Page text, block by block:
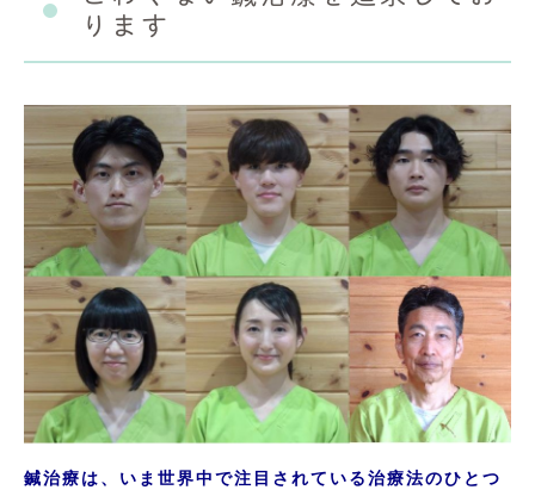
ります
鍼治療は、いま世界中で注目されている治療法のひとつ